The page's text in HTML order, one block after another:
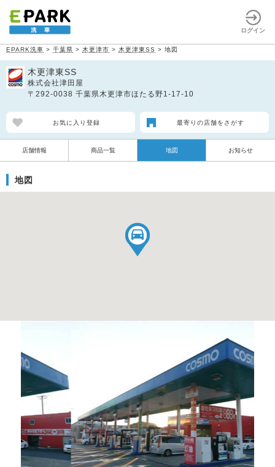
ログイン
EPARK洗車 > 千葉県 > 木更津市 > 木更津東SS > 地図
木更津東SS
株式会社津田屋
〒292-0038 千葉県木更津市ほたる野1-17-10
お気に入り登録 最寄りの店舗をさがす
店舗情報 商品一覧 地図 お知らせ
地図